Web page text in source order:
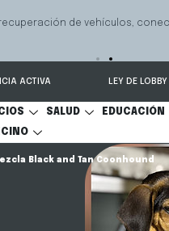
de vehículos,
ACTIVA LEY DE LOBBY
SALUD EDUCACIÓN
Black and Tan Coonhound